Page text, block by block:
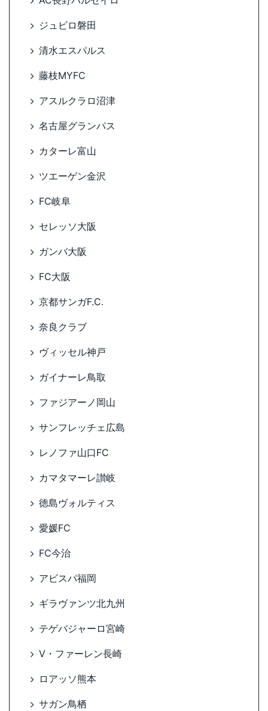
ジュビロ磐田
清水エスパルス
藤枝MYFC
アスルクラロ沼津
名古屋グランパス
カターレ富山
ツエーゲン金沢
FC岐阜
セレッソ大阪
ガンバ大阪
FC大阪
京都サンガF.C.
奈良クラブ
ヴィッセル神戸
ガイナーレ鳥取
ファジアーノ岡山
サンフレッチェ広島
レノファ山口FC
カマタマーレ讃岐
徳島ヴォルティス
愛媛FC
FC今治
アビスパ福岡
ギラヴァンツ北九州
テゲバジャーロ宮崎
V・ファーレン長崎
ロアッソ熊本
サガン鳥栖